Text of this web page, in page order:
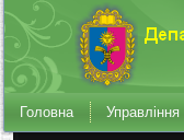
Головна Управління